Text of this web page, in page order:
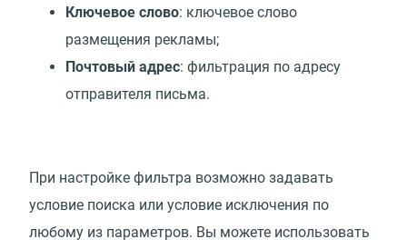
Ключевое слово: ключевое слово
размещения рекламы;
Почтовый адрес: фильтрация по адресу
отправителя письма.
При настройке фильтра возможно задавать
условие поиска или условие исключения по
любому из параметров. Вы можете использовать